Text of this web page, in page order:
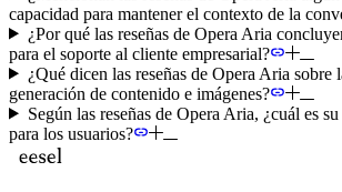
capacidad para mantener el contexto de la
¿Por qué las reseñas de Opera Aria
para el soporte al cliente empresarial?
¿Qué dicen las reseñas de Opera Aria sobre
generación de contenido e imágenes?
Según las reseñas de Opera Aria, ¿cuál es
para los usuarios?